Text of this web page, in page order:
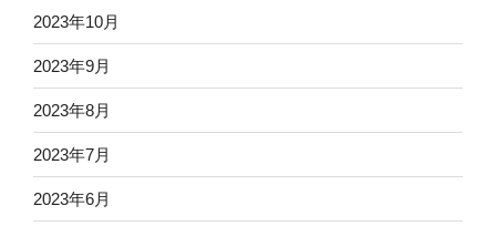
2023年10月
2023年9月
2023年8月
2023年7月
2023年6月